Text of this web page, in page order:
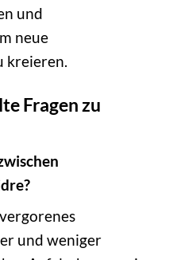
und
neue
kreieren.
Fragen zu
und weniger